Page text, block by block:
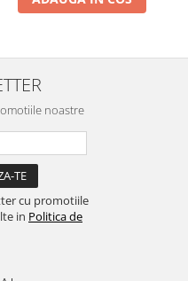
noastre
cu promotiile
in Politica de